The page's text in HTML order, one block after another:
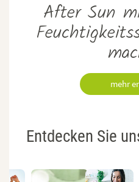
After Sun
mehr
Entdecken Sie